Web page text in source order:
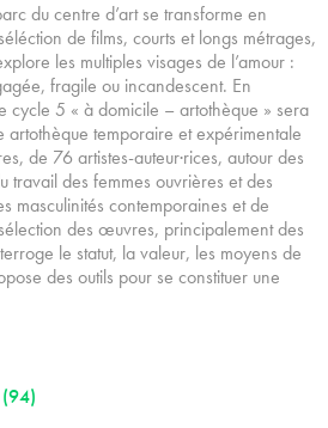
du centre d’art se transforme en
de films, courts et longs métrages,
les multiples visages de l’amour :
fragile ou incandescent. En
cycle 5 « à domicile – artothèque » sera
artothèque temporaire et expérimentale
de 76 artistes-auteur·rices, autour des
travail des femmes ouvrières et des
masculinités contemporaines et de
des œuvres, principalement des
le statut, la valeur, les moyens de
des outils pour se constituer une